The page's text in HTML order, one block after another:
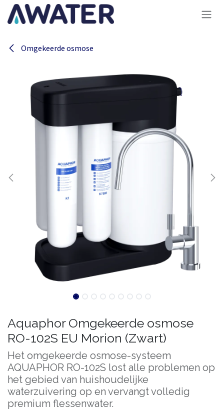
Overslaan naar inhoud
Omgekeerde osmose
Aquaphor Omgekeerde osmose
RO-102S EU Morion (Zwart)
Het omgekeerde osmose-systeem
AQUAPHOR RO-102S lost alle problemen op
het gebied van huishoudelijke
waterzuivering op en vervangt volledig
premium flessenwater.